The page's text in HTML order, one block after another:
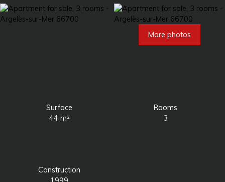
More photos
Surface
44 m²
Rooms
3
Construction